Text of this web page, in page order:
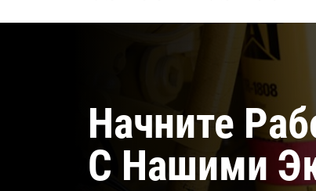
Начните
С Нашими